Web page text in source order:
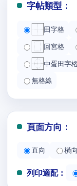
字帖類型：
田字格
回宮格
中蛋田字
無格線
頁面方向：
直向 橫向
列印適配：